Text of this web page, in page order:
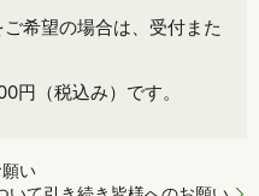
希望の場合は、受付また
円（税込み）です。
い